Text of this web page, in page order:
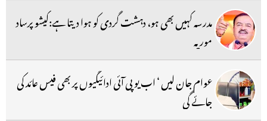
مدرسہ کہیں بھی ہو، دہشت گردی کو ہوا دیتا ہے:کیشو پرساد
موریہ
عوام جان لیں ‘ اب یو پی آئی ادائیگیوں پر بھی فیس عائد کی
جائے گی